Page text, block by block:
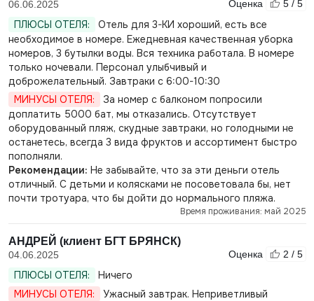
06.06.2025 Оценка 5 / 5
ПЛЮСЫ ОТЕЛЯ:
Отель для 3-КИ хороший, есть все
необходимое в номере. Ежедневная качественная уборка
номеров, 3 бутылки воды. Вся техника работала. В номере
только ночевали. Персонал улыбчивый и
доброжелательный. Завтраки с 6:00-10:30
МИНУСЫ ОТЕЛЯ:
За номер с балконом попросили
доплатить 5000 бат, мы отказались. Отсутствует
оборудованный пляж, скудные завтраки, но голодными не
останетесь, всегда 3 вида фруктов и ассортимент быстро
пополняли.
Рекомендации: Не забывайте, что за эти деньги отель
отличный. С детьми и колясками не посоветовала бы, нет
почти тротуара, что бы дойти до нормального пляжа.
Время проживания: май 2025
АНДРЕЙ (клиент БГТ БРЯНСК)
04.06.2025 Оценка 2 / 5
ПЛЮСЫ ОТЕЛЯ:
Ничего
МИНУСЫ ОТЕЛЯ:
Ужасный завтрак. Неприветливый